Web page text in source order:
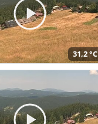
31,2 °C